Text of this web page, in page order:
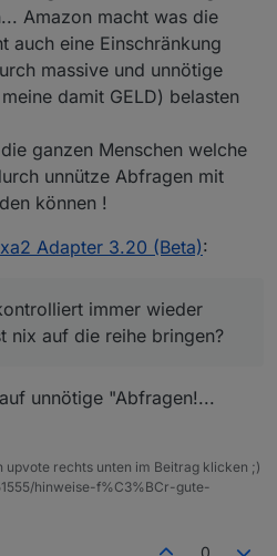
Amazon macht was die
auch eine Einschränkung
massive und unnötige
damit GELD) belasten
ganzen Menschen welche
unnütze Abfragen mit
können !
Adapter 3.20 (Beta):
immer wieder
nix auf die reihe bringen?
unnötige "Abfragen!...
upvote rechts unten im Beitrag klicken ;)
hinweise-f%C3%BCr-gute-